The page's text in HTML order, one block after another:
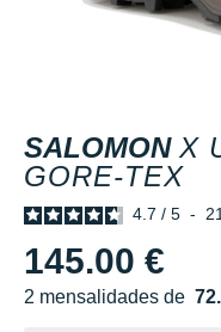
SALOMON X
GORE-TEX
4.7 / 5 - 21
145.00 €
2 mensalidades de
sem custos